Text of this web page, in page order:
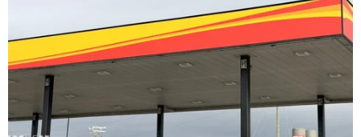
Thị trường bất động sản đã đi qua giai đoạn số
hóa đầu tiên. Người mua tìm sản phẩm qua
website, ứng dụng, mạng xã hội hoặc nền tảng
đăng tin. Môi giới sử dụng phần mềm quản lý
khách hàng, bản đồ số, quảng cáo trực tuyến và